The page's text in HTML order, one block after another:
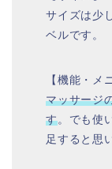
サイズは少
ベルです。
【機能・メ
マッサージ
す。でも使
足すると思